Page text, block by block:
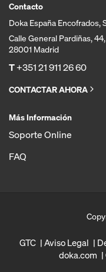
Contacto
Doka España Encofrados,
Calle General Pardiñas,
28001 Madrid
T+351 21 911 26 60
CONTACTAR AHORA
Más Información
Soporte Online
FAQ
GTC Aviso Legal
doka.com